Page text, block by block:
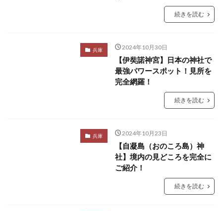
続きを読む
兵庫 2024年10月30日
【伊奘諾神宮】日本の神社で
最強パワースポット！見所を
完全網羅！
続きを読む
兵庫 2024年10月23日
【自凝島（おのころ島）神
社】境内の見どころを完全に
ご紹介！
続きを読む